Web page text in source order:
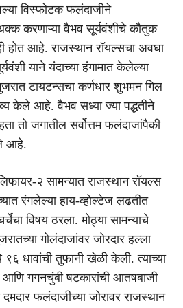
विस्फोटक फलंदाजीने
करणाऱ्या वैभव सूर्यवंशीचे कौतुक
आहे. राजस्थान रॉयल्सचा अवघा
याने यंदाच्या हंगामात केलेल्या
टायटन्सचा कर्णधार शुभमन गिल
केले आहे. वैभव सध्या ज्या पद्धतीने
तो जगातील सर्वोत्तम फलंदाजांपैकी
आहे.
२ सामन्यात राजस्थान रॉयल्स
रंगलेल्या हाय-व्होल्टेज लढतीत
विषय ठरला. मोठ्या सामन्याचे
गोलंदाजांवर जोरदार हल्ला
धावांची तुफानी खेळी केली. त्याच्या
गगनचुंबी षटकारांची आतषबाजी
दमदार फलंदाजीच्या जोरावर राजस्थान